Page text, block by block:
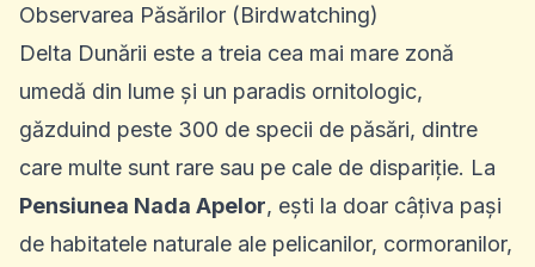
Observarea Păsărilor (Birdwatching)
Delta Dunării este a treia cea mai mare zonă
umedă din lume și un paradis ornitologic,
găzduind peste 300 de specii de păsări, dintre
care multe sunt rare sau pe cale de dispariție. La
Pensiunea Nada Apelor, ești la doar câțiva pași
de habitatele naturale ale pelicanilor, cormoranilor,